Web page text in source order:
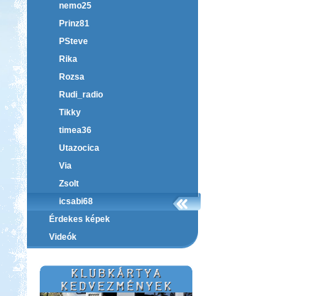
nemo25
Prinz81
PSteve
Rika
Rozsa
Rudi_radio
Tikky
timea36
Utazocica
Via
Zsolt
icsabi68
Érdekes képek
Videók